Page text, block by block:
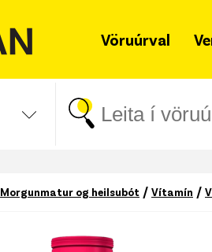
Vöruúrval
Morgunmatur og heilsubót / Vítamín /